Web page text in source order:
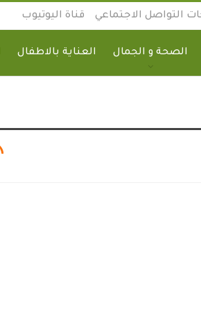
التواصل الاجتماعي قناة اليوتيوب
الصحة و الجمال العناية بالاطفال